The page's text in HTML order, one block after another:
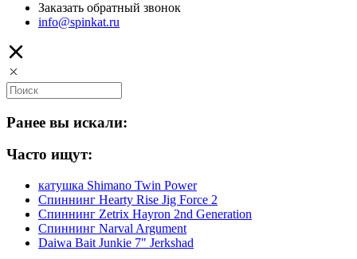
Заказать обратный звонок
info@spinkat.ru
Ранее вы искали:
Часто ищут:
катушка Shimano Twin Power
Спиннинг Hearty Rise Jig Force 2
Спиннинг Zetrix Hayron 2nd Generation
Спиннинг Narval Argument
Daiwa Bait Junkie 7" Jerkshad